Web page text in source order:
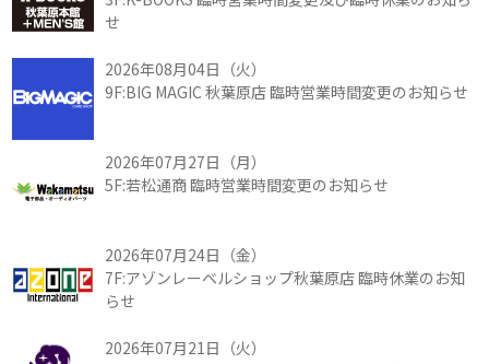
せ
2026年08月04日（火）
9F:BIG MAGIC 秋葉原店 臨時営業時間変更のお知らせ
2026年07月27日（月）
5F:若松通商 臨時営業時間変更のお知らせ
2026年07月24日（金）
7F:アゾンレーベルショップ秋葉原店 臨時休業のお知
らせ
2026年07月21日（火）